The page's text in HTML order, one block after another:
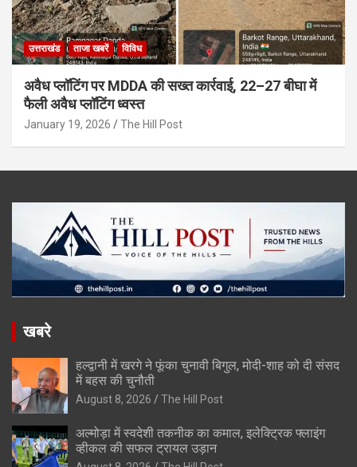
उत्तराखंड ताजा खबरें विविध
अवैध प्लॉटिंग पर MDDA की सख्त कार्रवाई, 22–27 बीघा में
फैली अवैध प्लॉटिंग ध्वस्त
January 19, 2026 The Hill Post
खबरे
हल्द्वानी में खरगे ने फूंका चुनावी बिगुल, मोदी-शाह को दी संसद
में बहस की चुनौती
August 8, 2026 The Hill Post
अल्मोड़ा में स्वदेशी तकनीक का कमाल, इलेक्ट्रिक फ्लाइंग
व्हीकल की सफल ट्रायल उड़ान